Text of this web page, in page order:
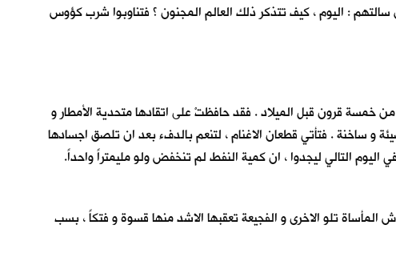
: اليوم ، كيف تتذكر ذلك العالم المجنون ؟ فتناوبوا شرب كؤوس
لم تخبُ نار هذه البئر النفطية الازلية منذ اكثر من خمسة قرون قبل الميلاد . فقد حافظتْ على اتقادها متحدية الأمطار و
و ساخنة . فتأتي قطعان الاغنام ، لتنعم بالدفء بعد ان تلصق اجسادها
التالي ليجدوا ، ان كمية النفط لم تنخفض ولو مليمتراً واحداً.
. فعاش المأساة تلو الاخرى و الفجيعة تعقبها الاشد منها قسوة و فتكاً ، بسب